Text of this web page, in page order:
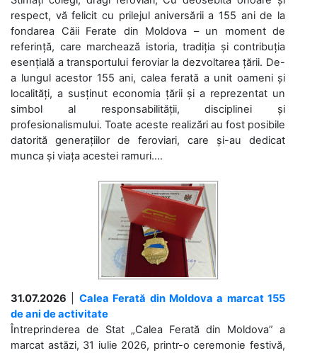
respect, vă felicit cu prilejul aniversării a 155 ani de la
fondarea Căii Ferate din Moldova – un moment de
referință, care marchează istoria, tradiția și contribuția
esențială a transportului feroviar la dezvoltarea țării. De-
a lungul acestor 155 ani, calea ferată a unit oameni și
localități, a susținut economia țării și a reprezentat un
simbol al responsabilității, disciplinei și
profesionalismului. Toate aceste realizări au fost posibile
datorită generațiilor de feroviari, care și-au dedicat
munca și viața acestei ramuri....
31.07.2026
Calea Ferată din Moldova a marcat 155
de ani de activitate
Întreprinderea de Stat „Calea Ferată din Moldova” a
marcat astăzi, 31 iulie 2026, printr-o ceremonie festivă,